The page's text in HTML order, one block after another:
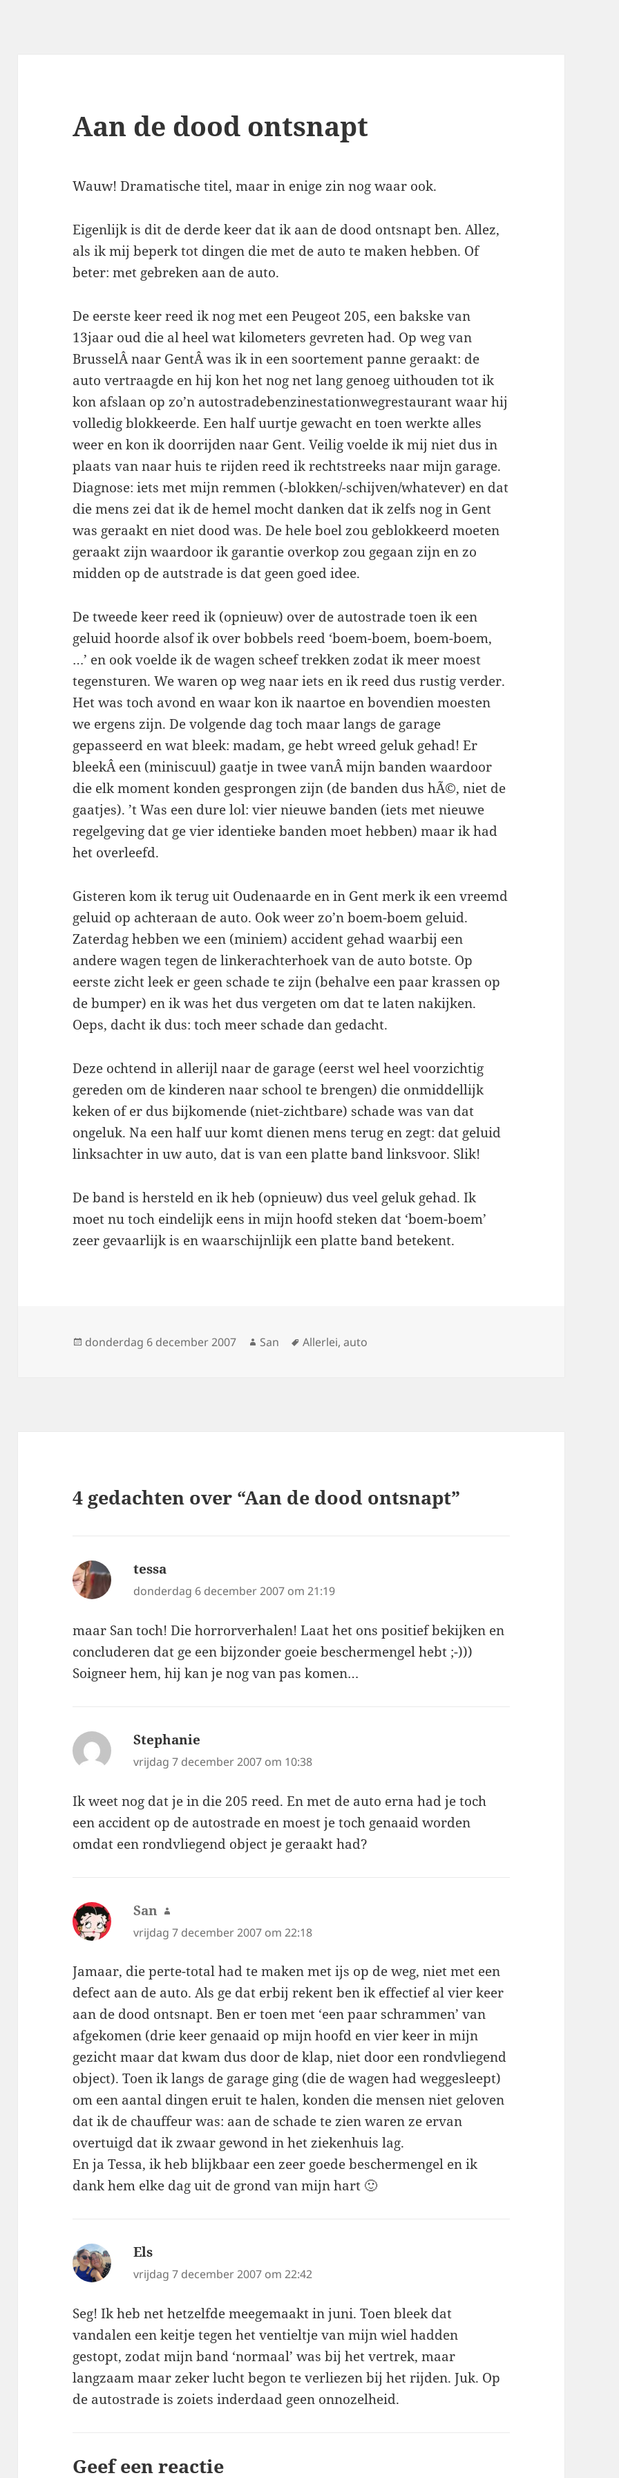
Aan de dood ontsnapt
Wauw! Dramatische titel, maar in enige zin nog waar ook.
Eigenlijk is dit de derde keer dat ik aan de dood ontsnapt ben. Allez,
als ik mij beperk tot dingen die met de auto te maken hebben. Of
beter: met gebreken aan de auto.
De eerste keer reed ik nog met een Peugeot 205, een bakske van
13jaar oud die al heel wat kilometers gevreten had. Op weg van
BrusselÂ naar GentÂ was ik in een soortement panne geraakt: de
auto vertraagde en hij kon het nog net lang genoeg uithouden tot ik
kon afslaan op zo’n autostradebenzinestationwegrestaurant waar hij
volledig blokkeerde. Een half uurtje gewacht en toen werkte alles
weer en kon ik doorrijden naar Gent. Veilig voelde ik mij niet dus in
plaats van naar huis te rijden reed ik rechtstreeks naar mijn garage.
Diagnose: iets met mijn remmen (-blokken/-schijven/whatever) en dat
die mens zei dat ik de hemel mocht danken dat ik zelfs nog in Gent
was geraakt en niet dood was. De hele boel zou geblokkeerd moeten
geraakt zijn waardoor ik garantie overkop zou gegaan zijn en zo
midden op de autstrade is dat geen goed idee.
De tweede keer reed ik (opnieuw) over de autostrade toen ik een
geluid hoorde alsof ik over bobbels reed ‘boem-boem, boem-boem,
…’ en ook voelde ik de wagen scheef trekken zodat ik meer moest
tegensturen. We waren op weg naar iets en ik reed dus rustig verder.
Het was toch avond en waar kon ik naartoe en bovendien moesten
we ergens zijn. De volgende dag toch maar langs de garage
gepasseerd en wat bleek: madam, ge hebt wreed geluk gehad! Er
bleekÂ een (miniscuul) gaatje in twee vanÂ mijn banden waardoor
die elk moment konden gesprongen zijn (de banden dus hÃ©, niet de
gaatjes). ’t Was een dure lol: vier nieuwe banden (iets met nieuwe
regelgeving dat ge vier identieke banden moet hebben) maar ik had
het overleefd.
Gisteren kom ik terug uit Oudenaarde en in Gent merk ik een vreemd
geluid op achteraan de auto. Ook weer zo’n boem-boem geluid.
Zaterdag hebben we een (miniem) accident gehad waarbij een
andere wagen tegen de linkerachterhoek van de auto botste. Op
eerste zicht leek er geen schade te zijn (behalve een paar krassen op
de bumper) en ik was het dus vergeten om dat te laten nakijken.
Oeps, dacht ik dus: toch meer schade dan gedacht.
Deze ochtend in allerijl naar de garage (eerst wel heel voorzichtig
gereden om de kinderen naar school te brengen) die onmiddellijk
keken of er dus bijkomende (niet-zichtbare) schade was van dat
ongeluk. Na een half uur komt dienen mens terug en zegt: dat geluid
linksachter in uw auto, dat is van een platte band linksvoor. Slik!
De band is hersteld en ik heb (opnieuw) dus veel geluk gehad. Ik
moet nu toch eindelijk eens in mijn hoofd steken dat ‘boem-boem’
zeer gevaarlijk is en waarschijnlijk een platte band betekent.
Geplaatst
donderdag 6 december 2007 Auteur
San Tags
Allerlei,auto
4 gedachten over “Aan de dood ontsnapt”
tessa
donderdag 6 december 2007 om 21:19
maar San toch! Die horrorverhalen! Laat het ons positief bekijken en
concluderen dat ge een bijzonder goeie beschermengel hebt ;-)))
Soigneer hem, hij kan je nog van pas komen…
Stephanie
vrijdag 7 december 2007 om 10:38
Ik weet nog dat je in die 205 reed. En met de auto erna had je toch
een accident op de autostrade en moest je toch genaaid worden
omdat een rondvliegend object je geraakt had?
San schreef:
vrijdag 7 december 2007 om 22:18
Jamaar, die perte-total had te maken met ijs op de weg, niet met een
defect aan de auto. Als ge dat erbij rekent ben ik effectief al vier keer
aan de dood ontsnapt. Ben er toen met ‘een paar schrammen’ van
afgekomen (drie keer genaaid op mijn hoofd en vier keer in mijn
gezicht maar dat kwam dus door de klap, niet door een rondvliegend
object). Toen ik langs de garage ging (die de wagen had weggesleept)
om een aantal dingen eruit te halen, konden die mensen niet geloven
dat ik de chauffeur was: aan de schade te zien waren ze ervan
overtuigd dat ik zwaar gewond in het ziekenhuis lag.
En ja Tessa, ik heb blijkbaar een zeer goede beschermengel en ik
dank hem elke dag uit de grond van mijn hart 🙂
Els
vrijdag 7 december 2007 om 22:42
Seg! Ik heb net hetzelfde meegemaakt in juni. Toen bleek dat
vandalen een keitje tegen het ventieltje van mijn wiel hadden
gestopt, zodat mijn band ‘normaal’ was bij het vertrek, maar
langzaam maar zeker lucht begon te verliezen bij het rijden. Juk. Op
de autostrade is zoiets inderdaad geen onnozelheid.
Geef een reactie